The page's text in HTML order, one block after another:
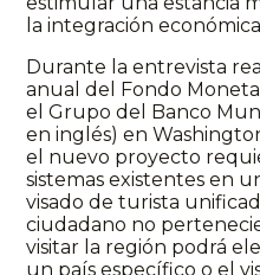
la integración
Durante la entrevista
anual del Fondo
el Grupo del Banco
en inglés) en
el nuevo proyecto
sistemas existentes en
visado de turista
ciudadano no
visitar la región podrá
un país específico o el